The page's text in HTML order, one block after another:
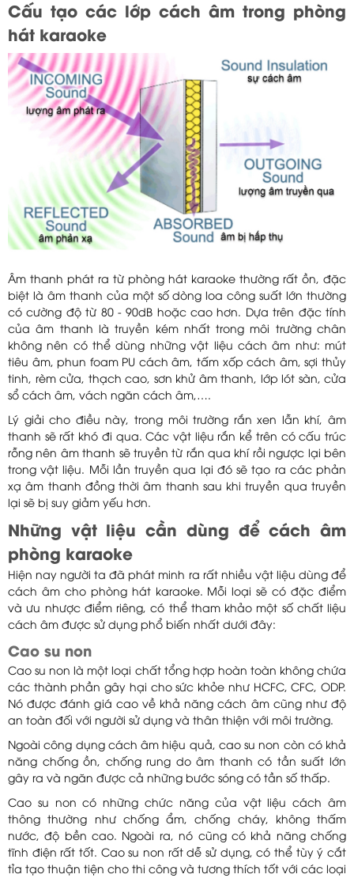
Cấu tạo các lớp cách âm trong phòng
hát karaoke
Âm thanh phát ra từ phòng hát karaoke thường rất ồn, đặc
biệt là âm thanh của một số dòng loa công suất lớn thường
có cường độ từ 80 - 90dB hoặc cao hơn. Dựa trên đặc tính
của âm thanh là truyền kém nhất trong môi trường chân
không nên có thể dùng những vật liệu cách âm như: mút
tiêu âm, phun foam PU cách âm, tấm xốp cách âm, sợi thủy
tinh, rèm cửa, thạch cao, sơn khử âm thanh, lớp lót sàn, cửa
sổ cách âm, vách ngăn cách âm,….
Lý giải cho điều này, trong môi trường rắn xen lẫn khí, âm
thanh sẽ rất khó đi qua. Các vật liệu rắn kể trên có cấu trúc
rỗng nên âm thanh sẽ truyền từ rắn qua khí rồi ngược lại bên
trong vật liệu. Mỗi lần truyền qua lại đó sẽ tạo ra các phản
xạ âm thanh đồng thời âm thanh sau khi truyền qua truyền
lại sẽ bị suy giảm yếu hơn.
Những vật liệu cần dùng để cách âm
phòng karaoke
Hiện nay người ta đã phát minh ra rất nhiều vật liệu dùng để
cách âm cho phòng hát karaoke. Mỗi loại sẽ có đặc điểm
và ưu nhược điểm riêng, có thể tham khảo một số chất liệu
cách âm được sử dụng phổ biến nhất dưới đây:
Cao su non
Cao su non là một loại chất tổng hợp hoàn toàn không chứa
các thành phần gây hại cho sức khỏe như HCFC, CFC, ODP.
Nó được đánh giá cao về khả năng cách âm cũng như độ
an toàn đối với người sử dụng và thân thiện với môi trường.
Ngoài công dụng cách âm hiệu quả, cao su non còn có khả
năng chống ồn, chống rung do âm thanh có tần suất lớn
gây ra và ngăn được cả những bước sóng có tần số thấp.
Cao su non có những chức năng của vật liệu cách âm
thông thường như chống ẩm, chống cháy, không thấm
nước, độ bền cao. Ngoài ra, nó cũng có khả năng chống
tĩnh điện rất tốt. Cao su non rất dễ sử dụng, có thể tùy ý cắt
tỉa tạo thuận tiện cho thi công và tương thích tốt với các loại